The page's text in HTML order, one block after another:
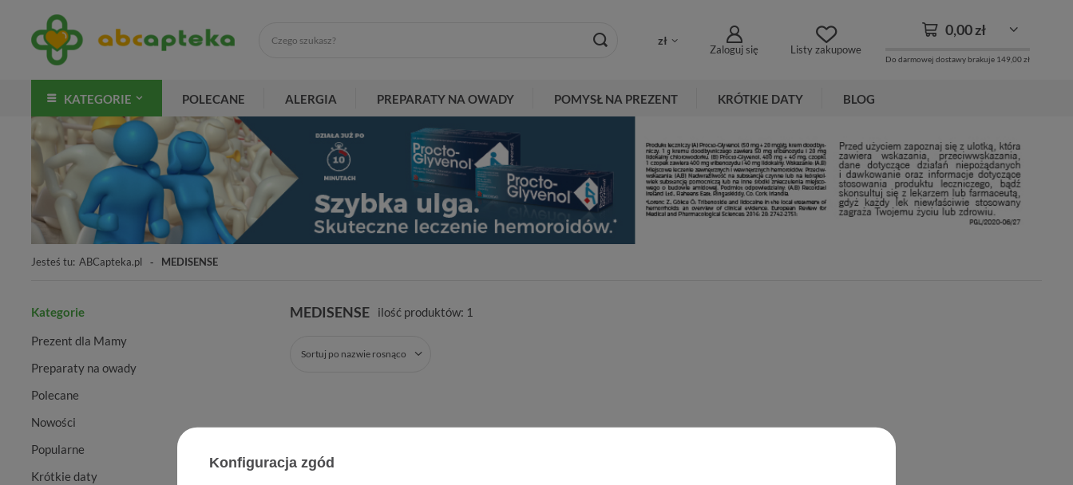
zł
Zaloguj się Listy zakupowe
0,00 zł
Do darmowej dostawy brakuje 149,00 zł
KATEGORIE POLECANE ALERGIA PREPARATY NA OWADY POMYSŁ NA PREZENT KRÓTKIE DATY BLOG
Jesteś tu: ABCapteka.pl MEDISENSE
Kategorie
Prezent dla Mamy
Preparaty na owady
Polecane
Nowości
Popularne
Krótkie daty
MEDISENSE ilość produktów: 1
Sortuj po nazwie rosnąco
Konfiguracja zgód